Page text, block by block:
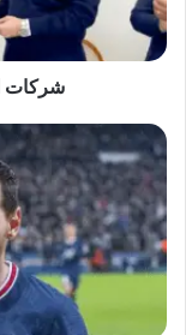
شركات
غضب
يتصاعد..
حكيمي
يواجه
نقابة
أرجنتينية